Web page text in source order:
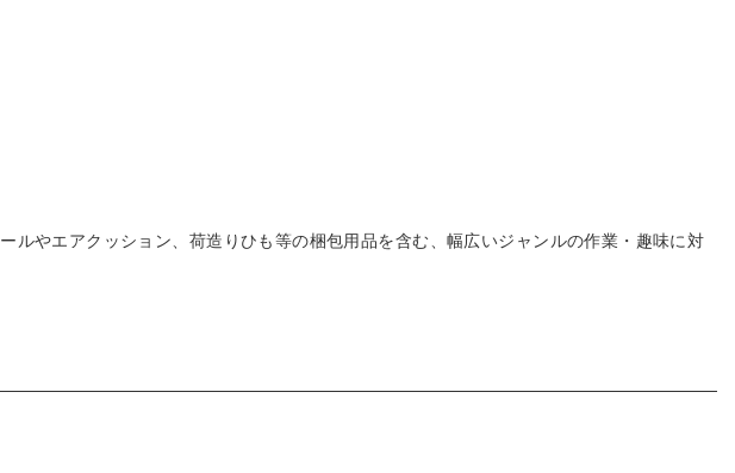
やエアクッション、荷造りひも等の梱包用品を含む、幅広いジャンルの作業・趣味に対